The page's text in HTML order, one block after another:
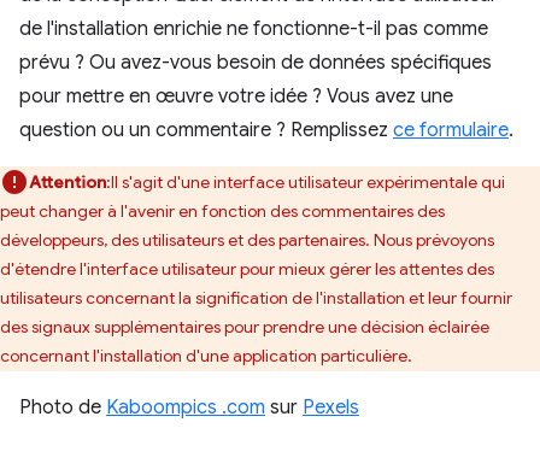
de l'installation enrichie ne fonctionne-t-il pas comme
prévu ? Ou avez-vous besoin de données spécifiques
pour mettre en œuvre votre idée ? Vous avez une
question ou un commentaire ? Remplissez ce formulaire.
Attention:Il s'agit d'une interface utilisateur expérimentale qui
peut changer à l'avenir en fonction des commentaires des
développeurs, des utilisateurs et des partenaires. Nous prévoyons
d'étendre l'interface utilisateur pour mieux gérer les attentes des
utilisateurs concernant la signification de l'installation et leur fournir
des signaux supplémentaires pour prendre une décision éclairée
concernant l'installation d'une application particulière.
Photo de Kaboompics .com sur Pexels